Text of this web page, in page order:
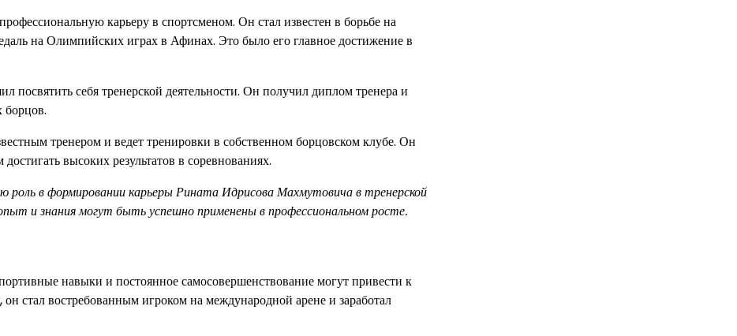
карьеру в спортсменом. Он стал известен в борьбе на
на Олимпийских играх в Афинах. Это было его главное достижение в
себя тренерской деятельности. Он получил диплом тренера и
борцов.
тренером и ведет тренировки в собственном борцовском клубе. Он
высоких результатов в соревнованиях.
в формировании карьеры Рината Идрисова Махмутовича в тренерской
и знания могут быть успешно применены в профессиональном росте.
навыки и постоянное самосовершенствование могут привести к
стал востребованным игроком на международной арене и заработал